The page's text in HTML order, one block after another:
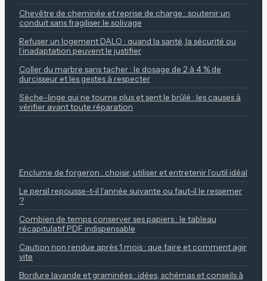
Chevêtre de cheminée et reprise de charge : soutenir un
conduit sans fragiliser le solivage
Refuser un logement DALO : quand la santé, la sécurité ou
l’inadaptation peuvent le justifier
Coller du marbre sans tacher : le dosage de 2 à 4 % de
durcisseur et les gestes à respecter
Sèche-linge qui ne tourne plus et sent le brûlé : les causes à
vérifier avant toute réparation
Enclume de forgeron : choisir, utiliser et entretenir l’outil idéal
Le persil repousse-t-il l’année suivante ou faut-il le ressemer
?
Combien de temps conserver ses papiers : le tableau
récapitulatif PDF indispensable
Caution non rendue après 1 mois : que faire et comment agir
vite
Bordure lavande et graminées : idées, schémas et conseils à